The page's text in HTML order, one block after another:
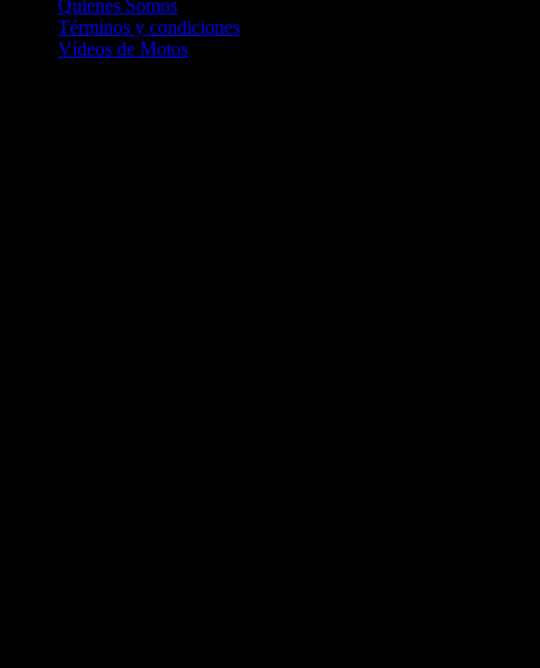
Quienes Somos
Términos y condiciones
Vídeos de Motos